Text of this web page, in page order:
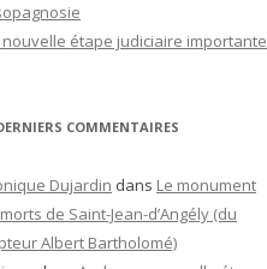
nouvelle étape judiciaire importante
COMMENTAIRES
Dujardin dans Le monument
de Saint-Jean-d’Angély (du
Albert Bartholomé)